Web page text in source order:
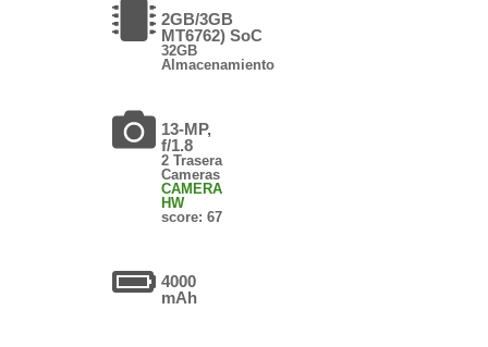
2GB/3GB
MT6762) SoC
32GB
Almacenamiento
13-MP,
f/1.8
2 Trasera
Cameras
CAMERA
HW
score: 67
4000
mAh